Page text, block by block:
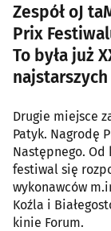
Zespół oJ
Prix
To była już
Drugie miejsce
Patyk. Nagrodę
Następnego. Od
festiwal się
wykonawców
Koźla i
kinie Forum.